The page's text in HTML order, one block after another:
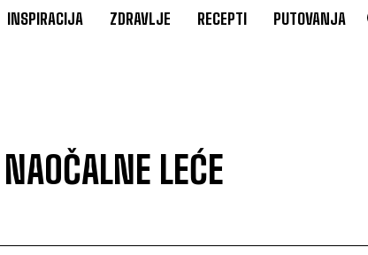
INSPIRACIJA ZDRAVLJE RECEPTI PUTOVANJA
LEĆE